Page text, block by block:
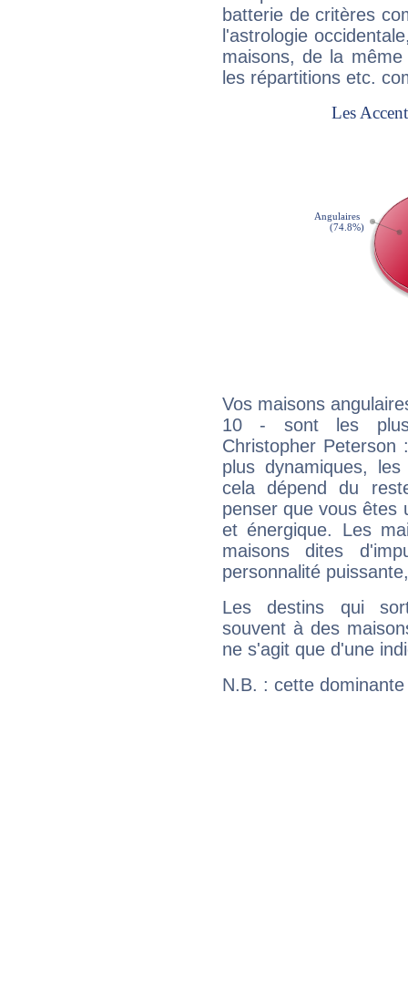
batterie de critères
l'astrologie
maisons, de la
les répartitions etc.
Vos maisons
10 - sont les plus
Christopher
plus dynamiques,
cela dépend du
penser que vous êtes
et énergique. Les
maisons dites
personnalité
Les destins qui
souvent à des
ne s'agit que d'une
N.B. : cette